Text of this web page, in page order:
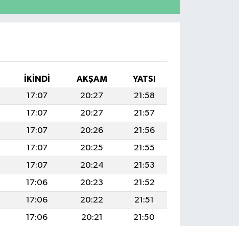
İKINDI AKŞAM
YATSI
17:07 20:27
21:58
17:07 20:27
21:57
17:07 20:26
21:56
17:07 20:25
21:55
17:07 20:24
21:53
17:06 20:23
21:52
17:06 20:22
21:51
17:06 20:21
21:50